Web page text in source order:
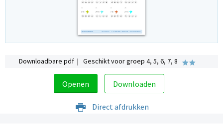
Downloadbare pdf | Geschikt voor groep 4, 5, 6, 7, 8
Openen Downloaden
Direct afdrukken